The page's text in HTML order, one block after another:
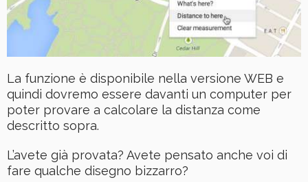
La funzione è disponibile nella versione WEB e
quindi dovremo essere davanti un computer per
poter provare a calcolare la distanza come
descritto sopra.
L’avete già provata? Avete pensato anche voi di
fare qualche disegno bizzarro?